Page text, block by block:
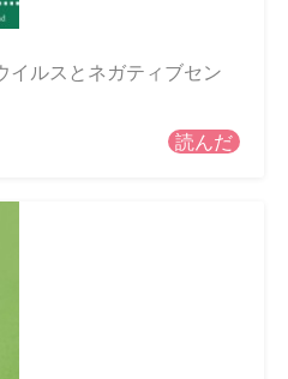
イルスとネガティブセン
読んだ